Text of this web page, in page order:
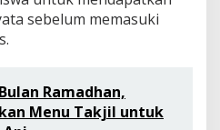
sebelum memasuki
Ramadhan,
Menu Takjil untuk